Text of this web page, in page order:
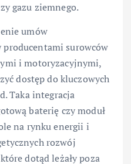
gazu ziemnego.
umów
surowców
i motoryzacyjnymi,
dostęp do kluczowych
Taka integracja
baterię czy moduł
na rynku energii i
rozwój
dotąd leżały poza